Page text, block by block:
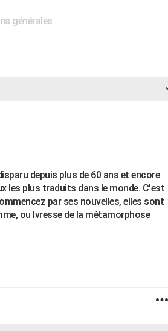
générales
depuis plus de 60 ans et encore
les plus traduits dans le monde. C'est
par ses nouvelles, elles sont
ou Ivresse de la métamorphose